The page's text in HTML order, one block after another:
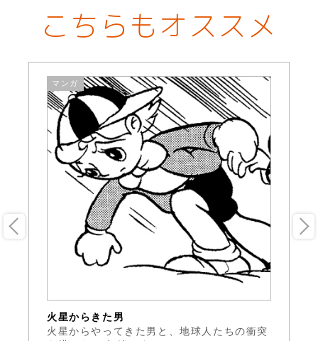
こちらもオススメ
マンガ
火星からきた男
火星からやってきた男と、地球人たちの衝突